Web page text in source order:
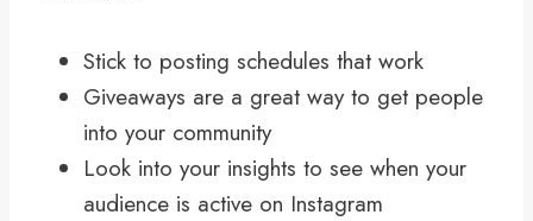
Stick to posting schedules that work
Giveaways are a great way to get people
into your community
Look into your insights to see when your
audience is active on Instagram